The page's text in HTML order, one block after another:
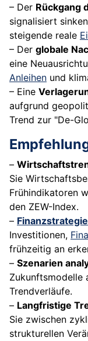
– Der Rückgang
signalisiert
steigende reale
– Der globale
eine
Anleihen und
– Eine
aufgrund
Trend zur "De-
–
Sie
Frühindikatoren
den ZEW-Index.
– Finanzstrategie
Investitionen,
frühzeitig an
– Szenarien
Zukunftsmodelle
Trendverläufe.
– Langfristige
Sie zwischen
strukturellen